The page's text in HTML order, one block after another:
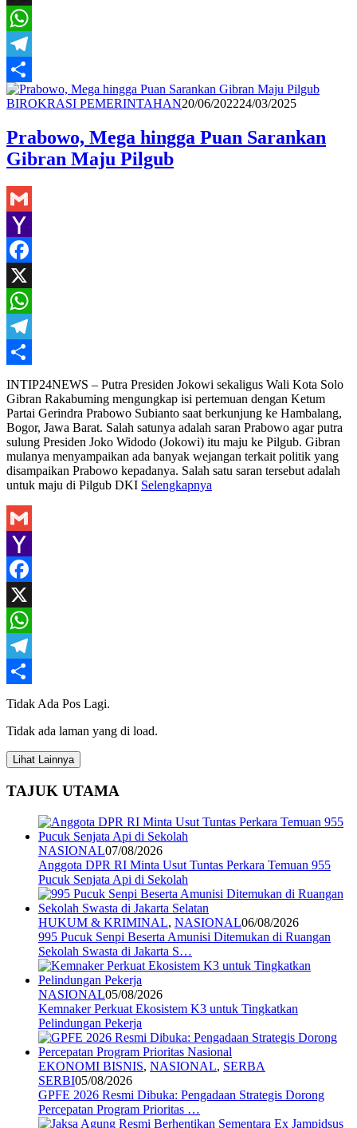
X
WhatsApp
Telegram
Share
BIROKRASI PEMERINTAHANRedaksi
20/06/202224/03/2025
Prabowo, Mega hingga Puan Sarankan
Gibran Maju Pilgub
Gmail
Yahoo
Mail
Facebook
X
WhatsApp
Telegram
Share
INTIP24NEWS – Putra Presiden Jokowi sekaligus Wali Kota Solo
Gibran Rakabuming mengungkap isi pertemuan dengan Ketum
Partai Gerindra Prabowo Subianto saat berkunjung ke Hambalang,
Bogor, Jawa Barat. Salah satunya adalah saran Prabowo agar putra
sulung Presiden Joko Widodo (Jokowi) itu maju ke Pilgub. Gibran
mulanya menyampaikan ada banyak wejangan terkait politik yang
disampaikan Prabowo kepadanya. Salah satu saran tersebut adalah
untuk maju di Pilgub DKI Selengkapnya
Gmail
Yahoo
Mail
Facebook
X
WhatsApp
Telegram
Share
Tidak Ada Pos Lagi.
Tidak ada laman yang di load.
Lihat Lainnya
TAJUK UTAMA
NASIONAL07/08/2026
Anggota DPR RI Minta Usut Tuntas Perkara Temuan 955
Pucuk Senjata Api di Sekolah
HUKUM & KRIMINAL, NASIONAL06/08/2026
995 Pucuk Senpi Beserta Amunisi Ditemukan di Ruangan
Sekolah Swasta di Jakarta S…
NASIONAL05/08/2026
Kemnaker Perkuat Ekosistem K3 untuk Tingkatkan
Pelindungan Pekerja
EKONOMI BISNIS, NASIONAL, SERBA
SERBI05/08/2026
GPFE 2026 Resmi Dibuka: Pengadaan Strategis Dorong
Percepatan Program Prioritas …